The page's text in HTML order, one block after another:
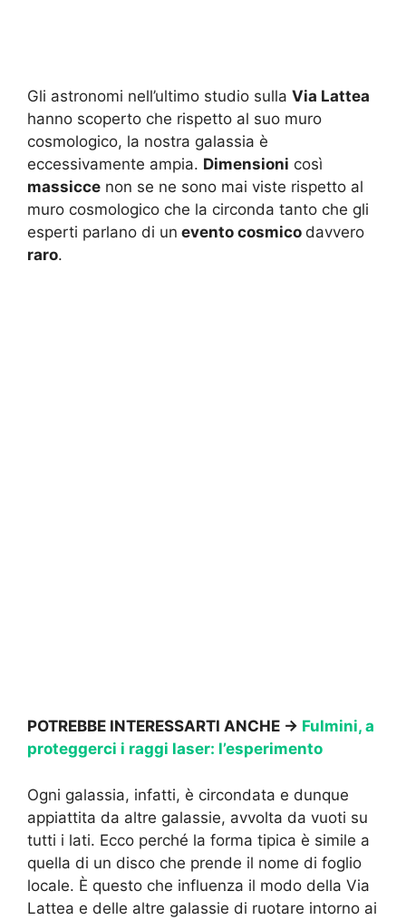
Gli astronomi nell’ultimo studio sulla Via Lattea
hanno scoperto che rispetto al suo muro
cosmologico, la nostra galassia è
eccessivamente ampia. Dimensioni così
massicce non se ne sono mai viste rispetto al
muro cosmologico che la circonda tanto che gli
esperti parlano di un evento cosmico davvero
raro.
POTREBBE INTERESSARTI ANCHE → Fulmini, a
proteggerci i raggi laser: l’esperimento
Ogni galassia, infatti, è circondata e dunque
appiattita da altre galassie, avvolta da vuoti su
tutti i lati. Ecco perché la forma tipica è simile a
quella di un disco che prende il nome di foglio
locale. È questo che influenza il modo della Via
Lattea e delle altre galassie di ruotare intorno ai